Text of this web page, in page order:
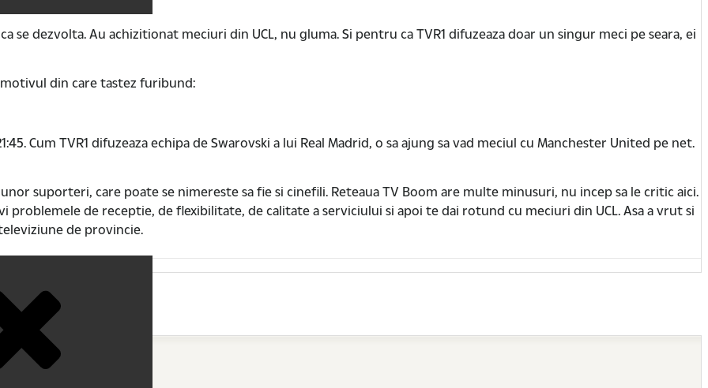
se dezvolta. Au achizitionat meciuri din UCL, nu gluma. Si pentru ca TVR1 difuzeaza doar un singur meci pe seara, ei
motivul din care tastez furibund:
Cum TVR1 difuzeaza echipa de Swarovski a lui Real Madrid, o sa ajung sa vad meciul cu Manchester United pe net.
suporteri, care poate se nimereste sa fie si cinefili. Reteaua TV Boom are multe minusuri, nu incep sa le critic aici.
problemele de receptie, de flexibilitate, de calitate a serviciului si apoi te dai rotund cu meciuri din UCL. Asa a vrut si
de provincie.